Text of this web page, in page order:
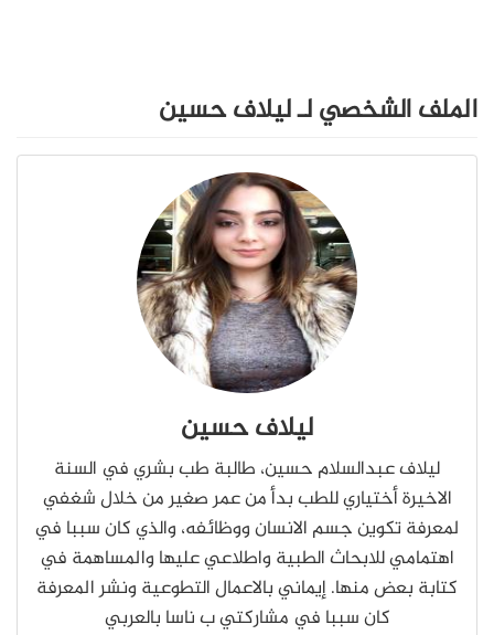
الملف الشخصي لـ ليلاف حسين
ليلاف حسين
ليلاف عبدالسلام حسين، طالبة طب بشري في السنة
الاخيرة أختياري للطب بدأ من عمر صغير من خلال شغفي
لمعرفة تكوين جسم الانسان ووظائفه، والذي كان سببا في
اهتمامي للابحاث الطبية واطلاعي عليها والمساهمة في
كتابة بعض منها. إيماني بالاعمال التطوعية ونشر المعرفة
كان سببا في مشاركتي ب ناسا بالعربي